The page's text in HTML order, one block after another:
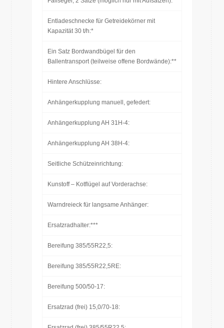
Entladeschnecke für Getreidekörner mit
Kapazität 30 t/h:*
Ein Satz Bordwandbügel für den
Ballentransport (teilweise offene Bordwände):**
Hintere Anschlüsse:
Anhängerkupplung manuell, gefedert:
Anhängerkupplung AH 31H-4:
Anhängerkupplung AH 38H-4:
Seitliche Schützeinrichtung:
Kunstoff – Kotflügel auf Vorderachse:
Warndreieck für langsame Anhänger:
Ersatzradhalter:***
Bereifung 385/55R22,5:
Bereifung 385/55R22,5RE:
Bereifung 500/50-17:
Ersatzrad (frei) 15,0/70-18: